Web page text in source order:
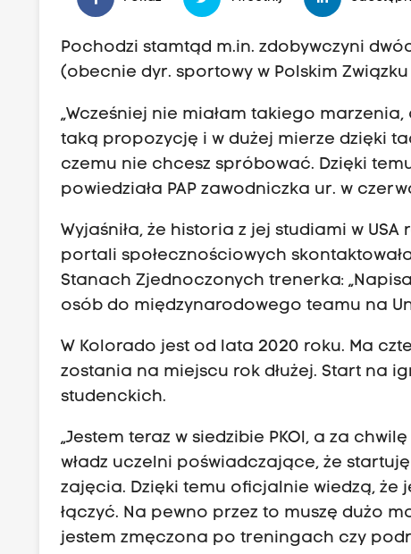
Pochodzi stamtąd m.in. zdobywczyni
(obecnie dyr. sportowy w Polskim
„Wcześniej nie miałam takiego marzenia,
taką propozycję i w dużej mierze dzięki
czemu nie chcesz spróbować. Dzięki
powiedziała PAP zawodniczka ur. w
Wyjaśniła, że historia z jej studiami w
portali społecznościowych
Stanach Zjednoczonych trenerka:
osób do międzynarodowego teamu na
W Kolorado jest od lata 2020 roku. Ma
zostania na miejscu rok dłużej. Start na
studenckich.
„Jestem teraz w siedzibie PKOl, a za
władz uczelni poświadczające, że
zajęcia. Dzięki temu oficjalnie wiedzą, że
łączyć. Na pewno przez to muszę dużo
jestem zmęczona po treningach czy